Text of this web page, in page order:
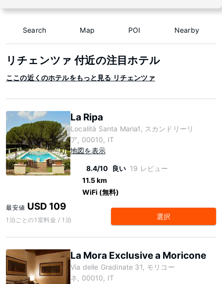
Search Map POI Nearby
リチェンツァ 付近の注目ホテル
ここの近くのホテルをもっと見る リチェンツァ
La Ripa
Località Santa Maria1, スカンドリーリ
ア, 00010, IT
地図を表示
8.4/10 良い 19 レビュー
11.5 km
WiFi (無料)
最安値 USD 109
1泊ごとの1室料金 / 1泊 選択
La Mora Exclusive a Moricone
Via delle Gradinate 31, モリコー
ネ, 00010, IT